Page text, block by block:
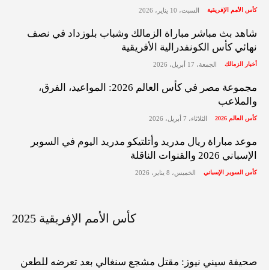
كأس الأمم الإفريقية السبت، 10 يناير، 2026
شاهد بث مباشر مباراة الزمالك وشباب بلوزداد في نصف
نهائي كأس الكونفدرالية الأفريقية
أخبار الزمالك الجمعة، 17 أبريل، 2026
مجموعة مصر في كأس العالم 2026: المواعيد، الفرق،
والملاعب
كأس العالم 2026 الثلاثاء، 7 أبريل، 2026
موعد مباراة ريال مدريد وأتلتيكو مدريد اليوم في السوبر
الإسباني 2026 والقنوات الناقلة
كأس السوبر الإسباني الخميس، 8 يناير، 2026
كأس الأمم الإفريقية 2025
صحيفة سيني نيوز: مقتل مشجع سنغالي بعد تعرضه للطعن